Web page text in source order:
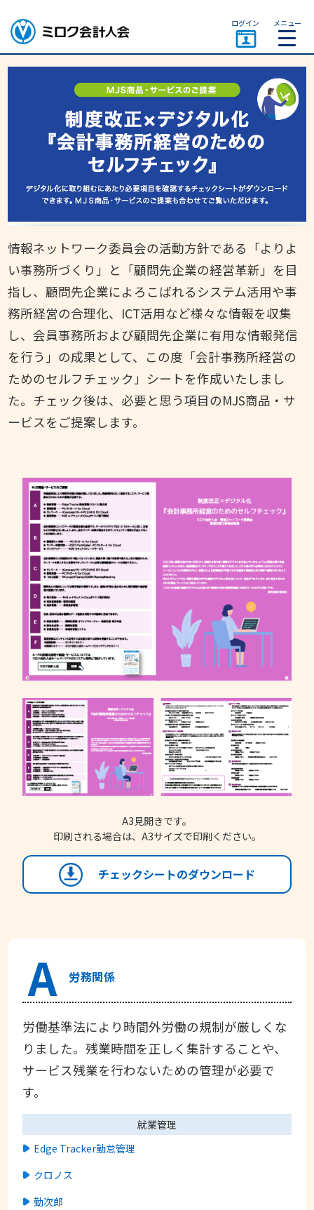
ミロク会計人会 MIROKU
ACCOUNTING PERSON
ログイン メニュー
情報ネットワーク委員会の活動方針である「よりよ
い事務所づくり」と「顧問先企業の経営革新」を目
指し、顧問先企業によろこばれるシステム活用や事
務所経営の合理化、ICT活用など様々な情報を収集
し、会員事務所および顧問先企業に有用な情報発信
を行う」の成果として、この度「会計事務所経営の
ためのセルフチェック」シートを作成いたしまし
た。チェック後は、必要と思う項目のMJS商品・サ
ービスをご提案します。
A3見開きです。
印刷される場合は、A3サイズで印刷ください。
チェックシートのダウンロード
A 労務関係
労働基準法により時間外労働の規制が厳しくな
りました。残業時間を正しく集計することや、
サービス残業を行わないための管理が必要で
す。
就業管理
Edge Tracker勤怠管理
クロノス
勤次郎